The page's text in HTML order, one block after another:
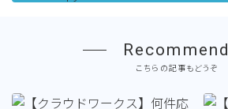
Recommend
こちらの記事もどうぞ